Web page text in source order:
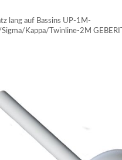
lang auf Bassins UP-1M-
Kappa/Twinline-2M GEBERIT